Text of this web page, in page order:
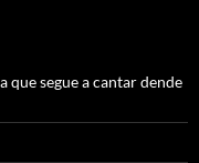
que segue a cantar dende